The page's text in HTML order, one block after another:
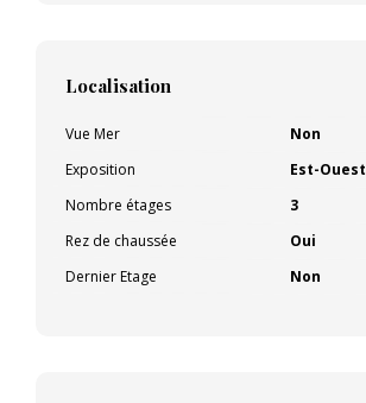
Localisation
Vue Mer
Non
Exposition
Est-Ouest
Nombre étages
3
Rez de chaussée
Oui
Dernier Etage
Non